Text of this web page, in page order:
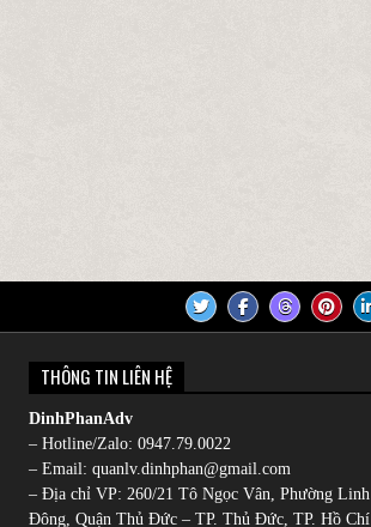
THÔNG TIN LIÊN HỆ
DinhPhanAdv
– Hotline/Zalo:0947.79.0022
– Email: quanlv.dinhphan@gmail.com
– Địa chỉ VP: 260/21 Tô Ngọc Vân, Phường Linh
Đông, Quận Thủ Đức – TP. Thủ Đức, TP. Hồ Chí